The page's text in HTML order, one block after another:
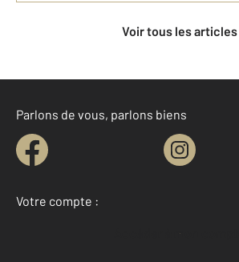
Voir tous les articles
Parlons de vous, parlons biens
Votre compte :
Accéder à mon compte